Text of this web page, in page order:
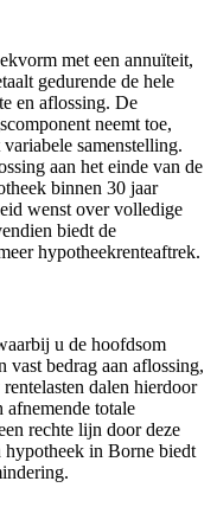
met een annuïteit,
gedurende de hele
en aflossing. De
neemt toe,
samenstelling.
aan het einde van de
binnen 30 jaar
wenst over volledige
biedt de
hypotheekrenteaftrek.
u de hoofdsom
vast bedrag aan aflossing,
dalen hierdoor
totale
rechte lijn door deze
hypotheek in Borne biedt